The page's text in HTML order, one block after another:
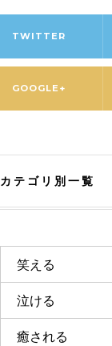
TWITTER
GOOGLE+
カテゴリ別一覧
笑える
泣ける
癒される